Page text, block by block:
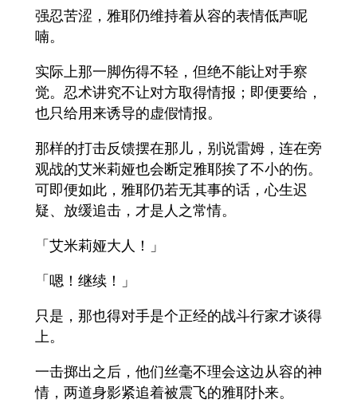
强忍苦涩，雅耶仍维持着从容的表情低声呢
喃。
实际上那一脚伤得不轻，但绝不能让对手察
觉。忍术讲究不让对方取得情报；即便要给，
也只给用来诱导的虚假情报。
那样的打击反馈摆在那儿，别说雷姆，连在旁
观战的艾米莉娅也会断定雅耶挨了不小的伤。
可即便如此，雅耶仍若无其事的话，心生迟
疑、放缓追击，才是人之常情。
「艾米莉娅大人！」
「嗯！继续！」
只是，那也得对手是个正经的战斗行家才谈得
上。
一击掷出之后，他们丝毫不理会这边从容的神
情，两道身影紧追着被震飞的雅耶扑来。